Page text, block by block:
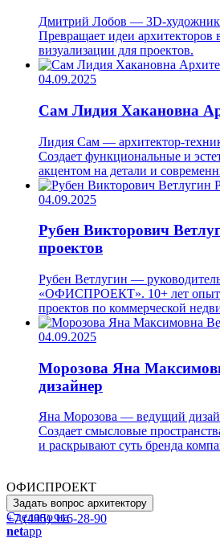
Дмитрий Лобов — 3D-
Превращает идеи архитекторов
визуализации для проектов.
04.09.2025
Сам Лидия Хакановна
Лидия Сам — архитектор-
Создает функциональные и
акцентом на детали и
04.09.2025
Рубен Викторович
проектов
Рубен Ветлугин —
«ОФИСПРОЕКТ». 10+ лет
проектов по коммерческой
04.09.2025
Морозова Яна
дизайнер
Яна Морозова — ведущий
Создает смысловые
и раскрывают суть бренда
ОФИСПРОЕКТ
Задать вопрос архитектору
+7 (495) 916-28-90
Сделано на
netapp